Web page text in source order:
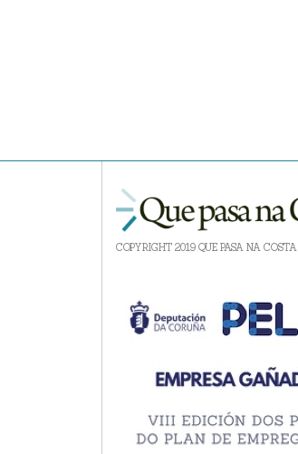
COPYRIGHT 2019 QUE PASA NA COSTA